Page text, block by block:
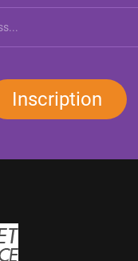
Inscription